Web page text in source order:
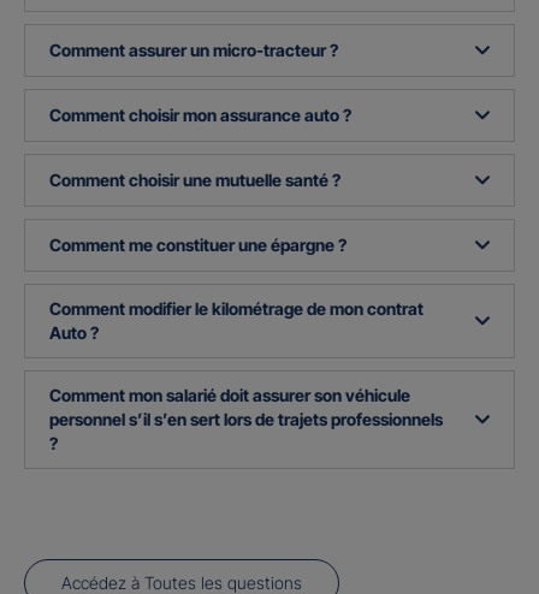
Comment assurer un micro-tracteur ?
Comment choisir mon assurance auto ?
Comment choisir une mutuelle santé ?
Comment me constituer une épargne ?
Comment modifier le kilométrage de mon contrat
Auto ?
Comment mon salarié doit assurer son véhicule
personnel s’il s’en sert lors de trajets professionnels
?
Accédez à Toutes les questions